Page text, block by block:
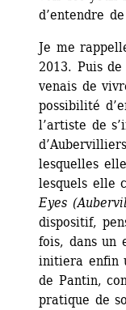
d’entendre
Je me
2013. Puis
venais de
possibilité
l’artiste de
lesquelles
lesquels elle
Eyes
dispositif,
fois, dans un
initiera enfin
de Pantin,
pratique de